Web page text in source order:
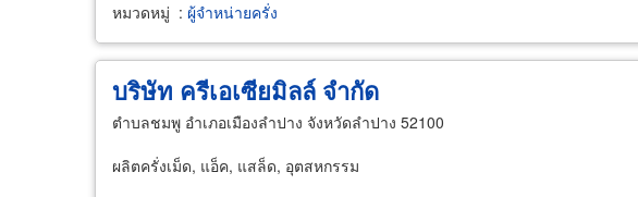
หมวดหมู่ : ผู้จำหน่ายครั่ง
บริษัท ครีเอเซียมิลล์ จำกัด
ตำบลชมพู อำเภอเมืองลำปาง จังหวัดลำปาง 52100
ผลิตครั่งเม็ด, แอ็ค, แสล็ด, อุตสหกรรม